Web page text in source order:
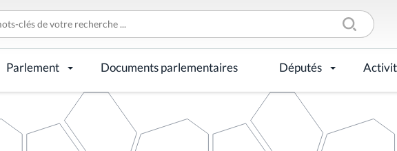
Parlement Documents parlementaires Députés